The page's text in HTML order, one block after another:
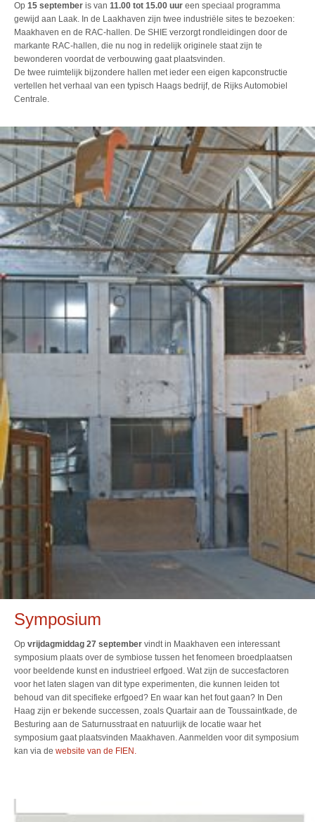
Op 15 september is van 11.00 tot 15.00 uur een speciaal programma
gewijd aan Laak. In de Laakhaven zijn twee industriële sites te bezoeken:
Maakhaven en de RAC-hallen. De SHIE verzorgt rondleidingen door de
markante RAC-hallen, die nu nog in redelijk originele staat zijn te
bewonderen voordat de verbouwing gaat plaatsvinden.
De twee ruimtelijk bijzondere hallen met ieder een eigen kapconstructie
vertellen het verhaal van een typisch Haags bedrijf, de Rijks Automobiel
Centrale.
Symposium
Op vrijdagmiddag 27 september vindt in Maakhaven een interessant
symposium plaats over de symbiose tussen het fenomeen broedplaatsen
voor beeldende kunst en industrieel erfgoed. Wat zijn de succesfactoren
voor het laten slagen van dit type experimenten, die kunnen leiden tot
behoud van dit specifieke erfgoed? En waar kan het fout gaan? In Den
Haag zijn er bekende successen, zoals Quartair aan de Toussaintkade, de
Besturing aan de Saturnusstraat en natuurlijk de locatie waar het
symposium gaat plaatsvinden Maakhaven. Aanmelden voor dit symposium
kan via de website van de FIEN.